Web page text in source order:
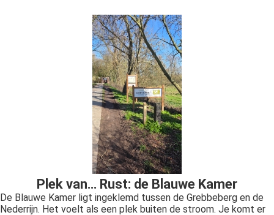
Plek van… Rust: de Blauwe Kamer
De Blauwe Kamer ligt ingeklemd tussen de Grebbeberg en de
Nederrijn. Het voelt als een plek buiten de stroom. Je komt er